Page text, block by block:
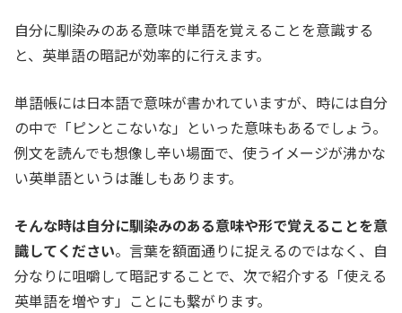
自分に馴染みのある意味で単語を覚えることを意識する
と、英単語の暗記が効率的に行えます。
単語帳には日本語で意味が書かれていますが、時には自分
の中で「ピンとこないな」といった意味もあるでしょう。
例文を読んでも想像し辛い場面で、使うイメージが沸かな
い英単語というは誰しもあります。
そんな時は自分に馴染みのある意味や形で覚えることを意
識してください。 言葉を額面通りに捉えるのではなく、自
分なりに咀嚼して暗記することで、次で紹介する「使える
英単語を増やす」ことにも繋がります。